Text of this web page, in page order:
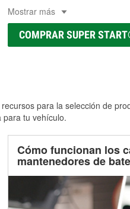
Mostrar más
COMPRAR SUPER
para la selección de
para tu vehículo.
Cómo funcionan los
mantenedores de